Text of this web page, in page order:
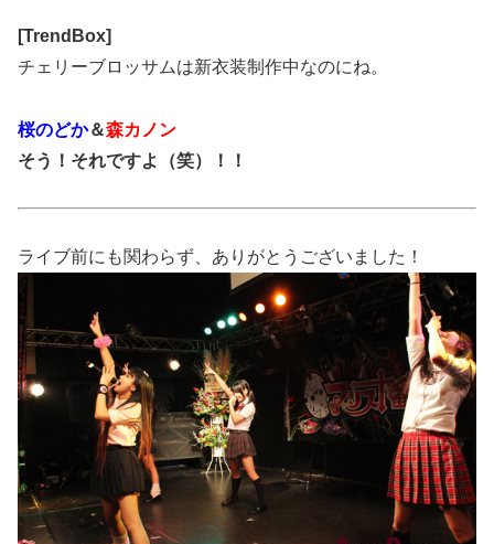
[TrendBox]
チェリーブロッサムは新衣装制作中なのにね。
桜のどか＆森カノン
そう！それですよ（笑）！！
ライブ前にも関わらず、ありがとうございました！